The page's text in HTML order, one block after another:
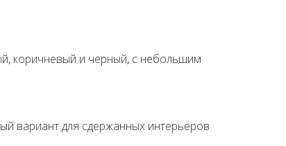
коричневый и черный, с небольшим
вариант для сдержанных интерьеров